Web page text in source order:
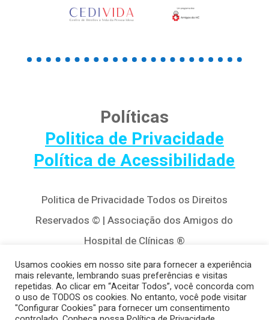
Políticas
Politica de Privacidade
Política de Acessibilidade
Politica de Privacidade Todos os Direitos
Reservados © | Associação dos Amigos do
Hospital de Clínicas ®
Av. Agostinho Leão Jr, 320 – Alto da Glória,
80030-110, Curitiba / PR
(41) 3122-8650 | contato@cedivida.org.br
Usamos cookies em nosso site para fornecer a experiência
mais relevante, lembrando suas preferências e visitas
repetidas. Ao clicar em “Aceitar Todos”, você concorda com
o uso de TODOS os cookies. No entanto, você pode visitar
"Configurar Cookies" para fornecer um consentimento